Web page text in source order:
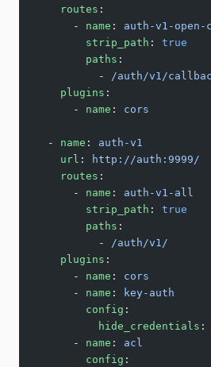
    routes
:
      -
name : auth-v1-
        strip_path
: true
        paths
:
          -
/auth/v1/
    plugins
:
      -
name : cors
  -
name : auth-v1
    url
:
http://auth:9999/
    routes
:
      -
name : auth-v1-all
        strip_path
: true
        paths
:
          -
/auth/v1/
    plugins
:
      -
name : cors
      -
name :
key-auth
        config
:
          hide_credentials
:
      -
name : acl
        config
: